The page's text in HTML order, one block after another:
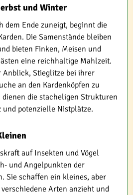
und Winter
dem Ende zuneigt, beginnt die
Die Samenstände bleiben
bieten Finken, Meisen und
eine reichhaltige Mahlzeit.
Anblick, Stieglitze bei ihrer
an den Kardenköpfen zu
dienen die stacheligen Strukturen
potenzielle Nistplätze.
auf Insekten und Vögel
und Angelpunkten der
Sie schaffen ein kleines, aber
Arten anzieht und